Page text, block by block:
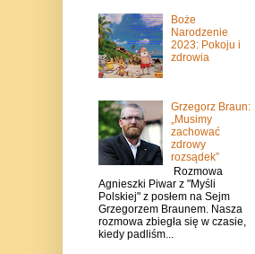
Boże
Narodzenie
2023: Pokoju i
zdrowia
Grzegorz Braun:
„Musimy
zachować
zdrowy
rozsądek”
Rozmowa
Agnieszki Piwar z "Myśli
Polskiej" z posłem na Sejm
Grzegorzem Braunem. Nasza
rozmowa zbiegła się w czasie,
kiedy padliśm...